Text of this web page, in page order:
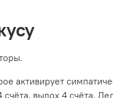
активирует
выдох 4 счёта.